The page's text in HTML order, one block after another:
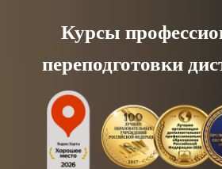
content
Курсы
переподготовки